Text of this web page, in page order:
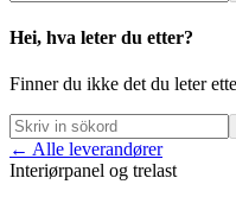
Hei, hva leter du etter?
Finner du ikke det du leter
← Alle leverandører
Interiørpanel og trelast